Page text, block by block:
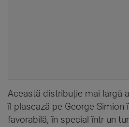
Această distribuție mai largă
îl plasează pe George Simion
favorabilă, în special într-un